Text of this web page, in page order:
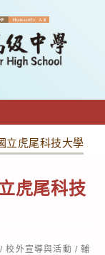
立虎尾科技大學
虎尾科技
/ 校外宣導與活動 / 輔